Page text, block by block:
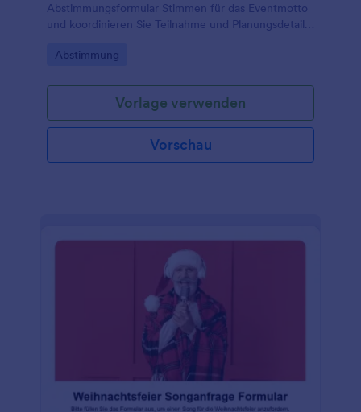
Abstimmungsformular Stimmen für das Eventmotto
und koordinieren Sie Teilnahme und Planungsdetails
Datenerfassung und übersichtlicher
Go to Category:
Abstimmung
Vorlage verwenden
Vorschau